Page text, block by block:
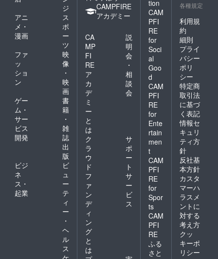
ジ
アニ
メ・
漫画
ス
ポ
ー
ツ
ファ
ッ
ショ
ン
映
像
・
映
画
ゲー
ム・
サー
ビス
開発
書
籍
・
雑
誌
出
版
ビジ
ネ
ス・
起業
ビ
ュ
ー
テ
ィ
ー
・
ヘ
ル
ス
CAMPFIRE
アカデミー
CA
MP
FI
RE
ア
カ
デ
ミ
ー
と
は
説
明
会
・
相
談
会
ク
ラ
ウ
ド
フ
ァ
ン
デ
ィ
ン
グ
と
は
サ
ポ
ー
ト
サ
ー
ビ
ス
tion
CAM
PFI
RE
for
Soci
al
Goo
d
CAM
PFI
RE
for
Ente
rtain
men
t
CAM
PFI
RE
for
Spor
ts
CAM
PFI
RE
ふる
さと
各種規定
利用規
約
細則
プライ
バシー
ポリ
シー
特定商
取引法
に基づ
く表記
情報セ
キュリ
ティ方
針
反社基
本方針
カスタ
マーハ
ラスメ
ントに
対する
考え方
クッ
キーポ
リシー